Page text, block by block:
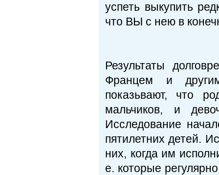
успеть выкупить
что ВЫ с нею в
Результаты
Францем и
показьвают, что
мальчиков, и
Исследование
пятилетних детей.
них, когда им
е. которые